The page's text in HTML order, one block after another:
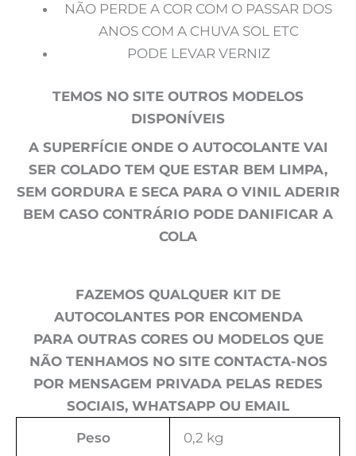
NÃO PERDE A COR COM O PASSAR DOS
ANOS COM A CHUVA SOL ETC
PODE LEVAR VERNIZ
TEMOS NO SITE OUTROS MODELOS
DISPONÍVEIS
A SUPERFÍCIE ONDE O AUTOCOLANTE VAI
SER COLADO TEM QUE ESTAR BEM LIMPA,
SEM GORDURA E SECA PARA O VINIL ADERIR
BEM CASO CONTRÁRIO PODE DANIFICAR A
COLA
FAZEMOS QUALQUER KIT DE
AUTOCOLANTES POR ENCOMENDA
PARA OUTRAS CORES OU MODELOS QUE
NÃO TENHAMOS NO SITE CONTACTA-NOS
POR MENSAGEM PRIVADA PELAS REDES
SOCIAIS, WHATSAPP OU EMAIL
Peso
0,2 kg